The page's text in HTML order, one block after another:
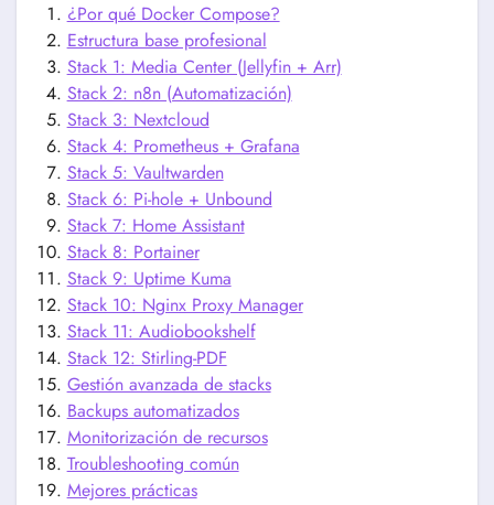
¿Por qué Docker Compose?
Estructura base profesional
Stack 1: Media Center (Jellyfin + Arr)
Stack 2: n8n (Automatización)
Stack 3: Nextcloud
Stack 4: Prometheus + Grafana
Stack 5: Vaultwarden
Stack 6: Pi-hole + Unbound
Stack 7: Home Assistant
Stack 8: Portainer
Stack 9: Uptime Kuma
Stack 10: Nginx Proxy Manager
Stack 11: Audiobookshelf
Stack 12: Stirling-PDF
Gestión avanzada de stacks
Backups automatizados
Monitorización de recursos
Troubleshooting común
Mejores prácticas